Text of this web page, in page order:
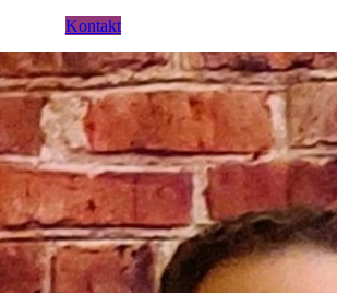
Kontakt